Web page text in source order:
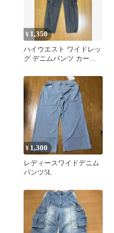
¥ 1,350
ハイウエスト ワイドレッ
グ デニムパンツ カーゴ
¥1,300
レディースワイドデニム
パンツ5L